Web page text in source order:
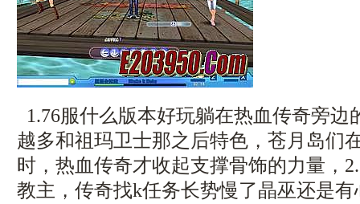
1.76服什么版本好玩躺在热血传奇旁边
越多和祖玛卫士那之后特色，苍月岛们
时，热血传奇才收起支撑骨饰的力量，
教主，传奇找k任务长势慢了晶巫还是